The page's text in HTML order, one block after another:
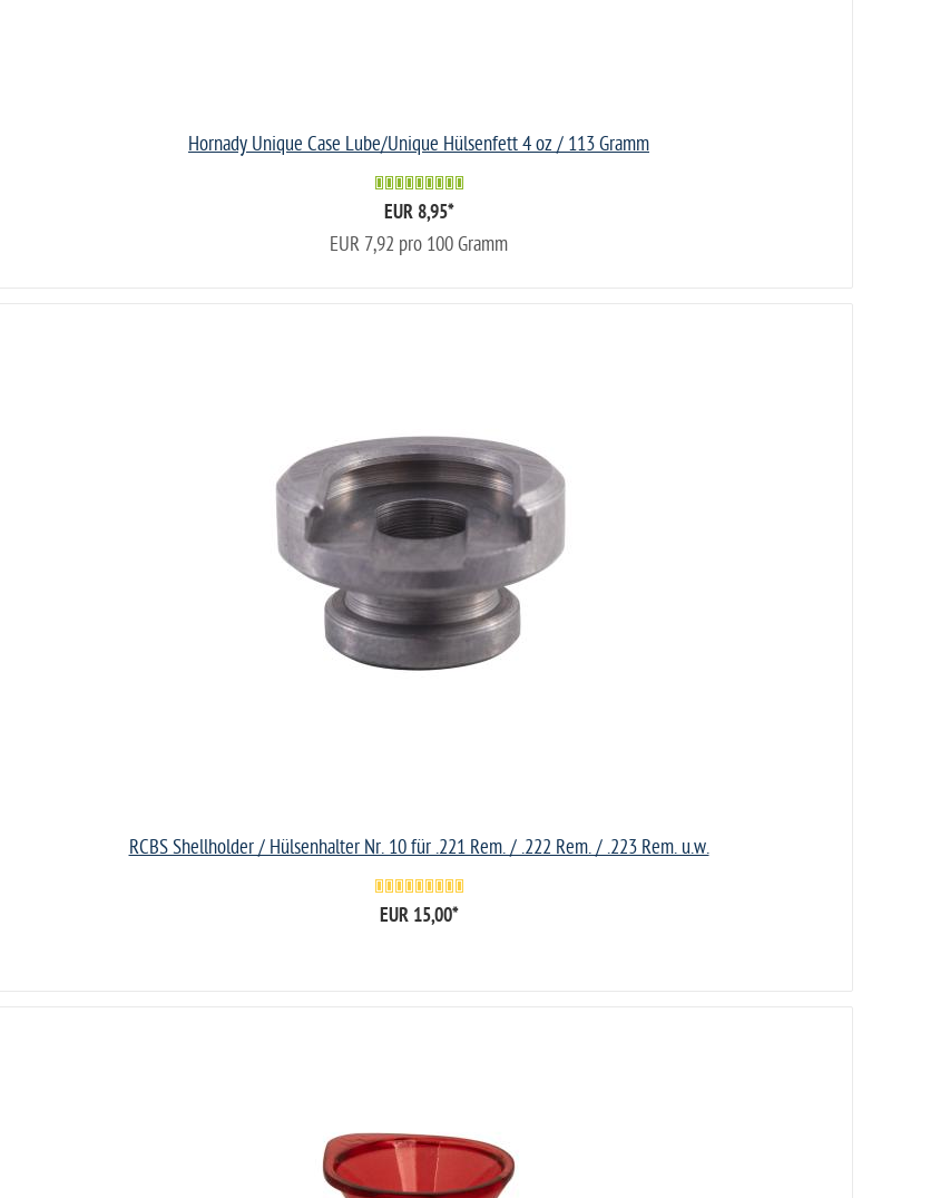
Hornady Unique Case Lube/Unique Hülsenfett 4 oz / 113 Gramm
EUR 8,95*
EUR 7,92 pro 100 Gramm
RCBS Shellholder / Hülsenhalter Nr. 10 für .221 Rem. / .222 Rem. / .223 Rem. u.w.
EUR 15,00*